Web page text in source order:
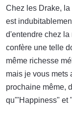
Chez les Drake,
est
d'entendre chez
confère une telle
même richesse
mais je vous mets
prochaine même,
qu'"Happiness" et